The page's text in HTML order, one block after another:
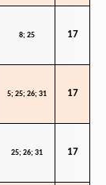
8; 25 17
5; 25; 26; 31 17
25; 26; 31 17